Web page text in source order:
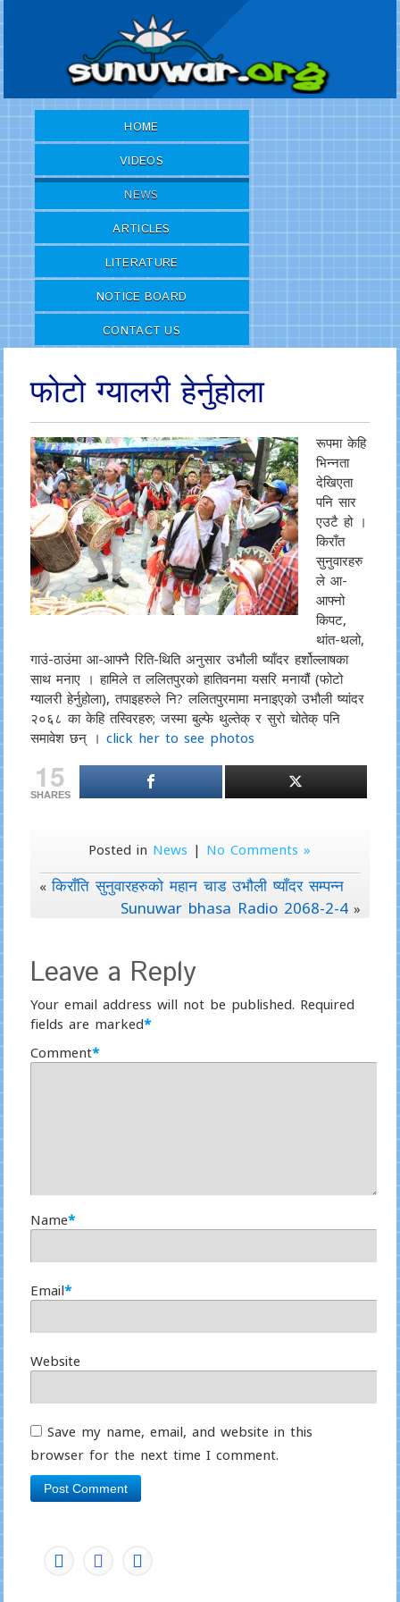
HOME
VIDEOS
NEWS
ARTICLES
LITERATURE
NOTICE BOARD
CONTACT US
फोटो ग्यालरी हेर्नुहोला
रूपमा केहि
भिन्नता
देखिएता
पनि सार
एउटै हो ।
किराँत
सुनुवारहरु
ले आ-
आफ्नो
किपट,
थांत-थलो,
गाउं-ठाउंमा आ-आफ्नै रिति-थिति अनुसार उभौली ष्याँदर हर्शोल्लाषका
साथ मनाए । हामिले त ललितपुरको हातिवनमा यसरि मनायौं (फोटो
ग्यालरी हेर्नुहोला), तपाइहरुले नि? ललितपुरमामा मनाइएको उभौली ष्यांदर
२०६८ का केहि तस्विरहरु; जस्मा बुल्फे थुल्तेक् र सुरो चोतेक् पनि
समावेश छन् । click her to see photos
15
SHARES
Posted in News | No Comments »
«किराँति सुनुवारहरुको महान चाड उभौली ष्याँदर सम्पन्न
Sunuwar bhasa Radio 2068-2-4 »
Leave a Reply
Your email address will not be published. Required
fields are marked*
Comment*
Name*
Email*
Website
Save my name, email, and website in this
browser for the next time I comment.